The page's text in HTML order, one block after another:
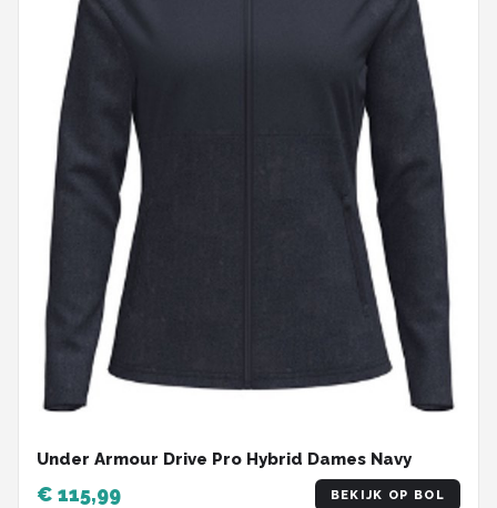
Under Armour Drive Pro Hybrid Dames Navy
€ 115,99 BEKIJK OP BOL